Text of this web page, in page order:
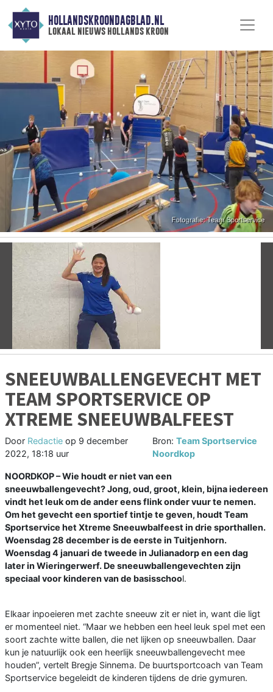
HOLLANDSKROONDAGBLAD.NL
lokaal nieuws hollands kroon
SNEEUWBALLENGEVECHT MET
TEAM SPORTSERVICE OP
XTREME SNEEUWBALFEEST
Door Redactie op 9 december
2022, 18:18 uur
Bron: Team Sportservice
Noordkop
NOORDKOP – Wie houdt er niet van een
sneeuwballengevecht? Jong, oud, groot, klein, bijna iedereen
vindt het leuk om de ander eens flink onder vuur te nemen.
Om het gevecht een sportief tintje te geven, houdt Team
Sportservice het Xtreme Sneeuwbalfeest in drie sporthallen.
Woensdag 28 december is de eerste in Tuitjenhorn.
Woensdag 4 januari de tweede in Julianadorp en een dag
later in Wieringerwerf. De sneeuwballengevechten zijn
speciaal voor kinderen van de basisschool.
Elkaar inpoeieren met zachte sneeuw zit er niet in, want die ligt
er momenteel niet. “Maar we hebben een heel leuk spel met een
soort zachte witte ballen, die net lijken op sneeuwballen. Daar
kun je natuurlijk ook een heerlijk sneeuwballengevecht mee
houden”, vertelt Bregje Sinnema. De buurtsportcoach van Team
Sportservice begeleidt de kinderen tijdens de drie gymuren.